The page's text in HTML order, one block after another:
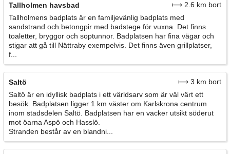
Tallholmen havsbad
⟼ 2.6 km bort
Tallholmens badplats är en familjevänlig badplats med
sandstrand och betongpir med badstege för vuxna. Det finns
toaletter, bryggor och soptunnor. Badplatsen har fina vägar och
stigar att gå till Nättraby exempelvis. Det finns även grillplatser,
f...
Saltö
⟼ 3 km bort
Saltö är en idyllisk badplats i ett världsarv som är väl värt ett
besök. Badplatsen ligger 1 km väster om Karlskrona centrum
inom stadsdelen Saltö. Badplatsen har en vacker utsikt söderut
mot öarna Aspö och Hasslö.
Stranden består av en blandni...